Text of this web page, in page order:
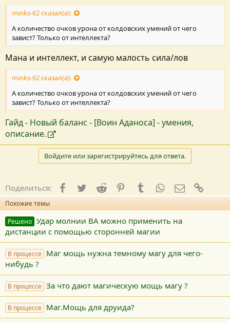
minks-62 сказал(а):
А количество очков урона от колдовских умений от чего
завист? Только от интеллекта?
Мана и интеллект, и самую малость сила/лов
minks-62 сказал(а):
А количество очков урона от колдовских умений от чего
завист? Только от интеллекта?
Гайд - Новый баланс - [Воин Аданоса] - умения,
описание.
Войдите или зарегистрируйтесь для ответа.
Поделиться: Facebook
TwitterReddit PinterestTumblrWhatsApp
E-mail
Похожие темы
Решено Удар молнии ВА можно применить на
дистанции с помощью сторонней магии
В процессе Маг мощь нужна темному магу для чего-
нибудь ?
В процессе За что дают магическую мощь магу ?
В процессе Маг.Мощь для друида?